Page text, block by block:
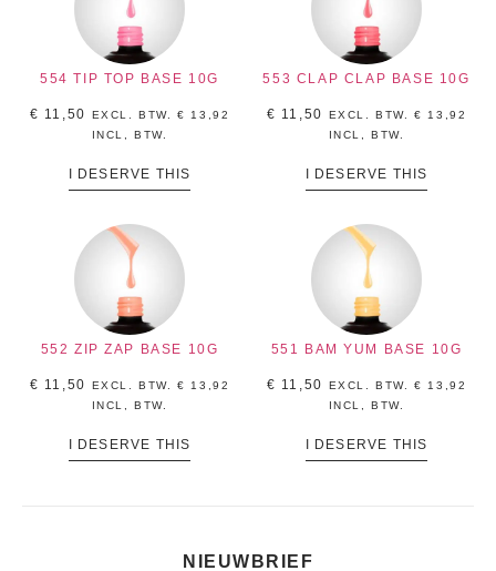
554 TIP TOP BASE 10G
€ 11,50 EXCL. BTW.€
13,92
INCL, BTW.
I DESERVE THIS
553 CLAP CLAP BASE 10G
€ 11,50 EXCL. BTW.€
13,92
INCL, BTW.
I DESERVE THIS
552 ZIP ZAP BASE 10G
€ 11,50 EXCL. BTW.€
13,92
INCL, BTW.
I DESERVE THIS
551 BAM YUM BASE 10G
€ 11,50 EXCL. BTW.€
13,92
INCL, BTW.
I DESERVE THIS
NIEUWBRIEF